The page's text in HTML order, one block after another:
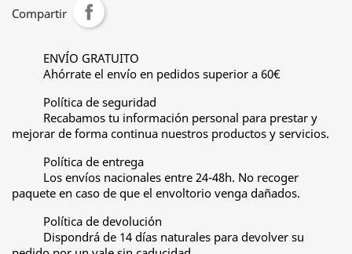
Compartir
ENVÍO GRATUITO
Ahórrate el envío en pedidos superior a 60€
Política de seguridad
Recabamos tu información personal para prestar y
mejorar de forma continua nuestros productos y servicios.
Política de entrega
Los envíos nacionales entre 24-48h. No recoger
paquete en caso de que el envoltorio venga dañados.
Política de devolución
Dispondrá de 14 días naturales para devolver su